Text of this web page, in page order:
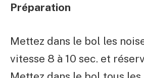
Préparation
Mettez dans le bol les
vitesse 8 à 10 sec. et